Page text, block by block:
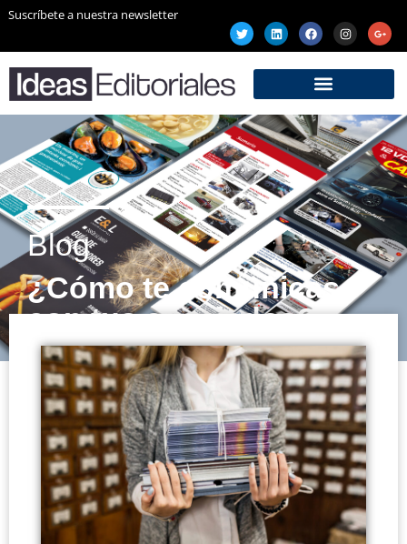
Suscríbete a nuestra newsletter
Blog
¿Cómo te comunicas
con tus asociados?